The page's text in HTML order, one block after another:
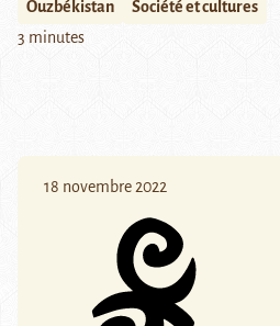
Ouzbékistan
Société et cultures
3 minutes
18 novembre 2022